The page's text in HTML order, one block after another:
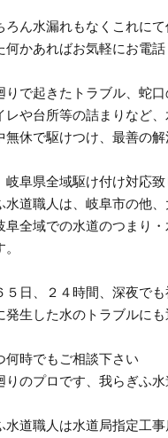
ろん水漏れもなくこれに
何かあればお気軽にお電
りで起きたトラブル、蛇
レや台所等の詰まりなど
無休で駆けつけ、最善の
岐阜県全域駆け付け対応
水道職人は、岐阜市の他
阜全域での水道のつまり
５日、２４時間、深夜で
発生した水のトラブルに
何時でもご相談下さい
りのプロです、我らぎふ水
水道職人は水道局指定工事